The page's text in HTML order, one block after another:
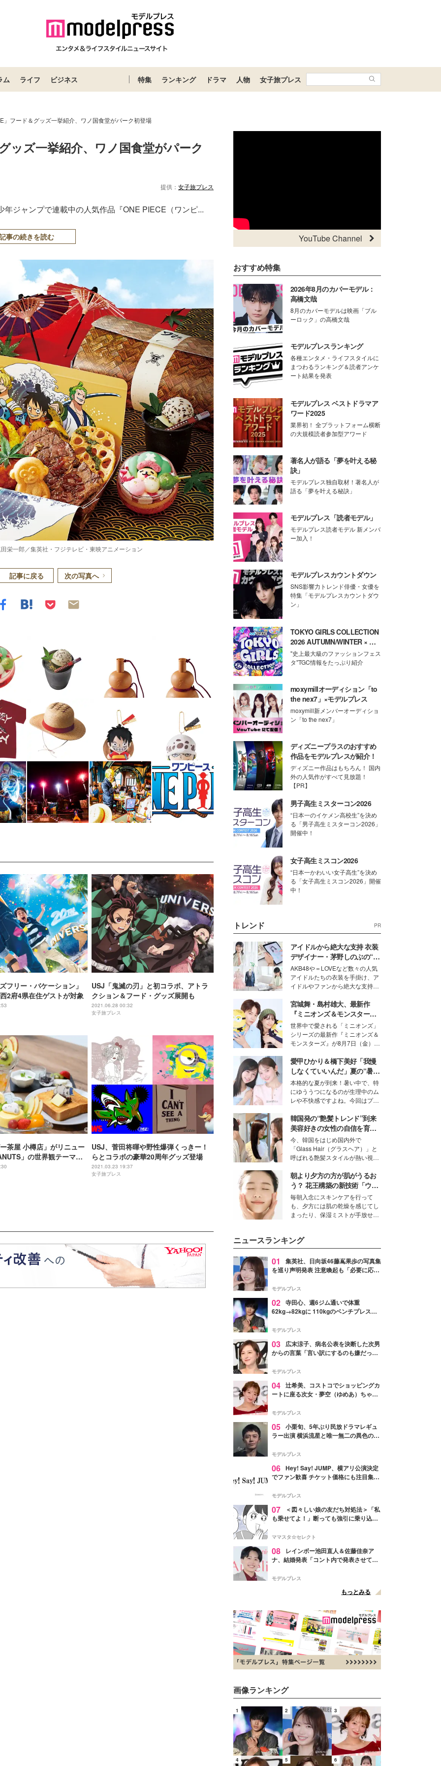
ム ライフ ビジネス 特集 ランキング ドラマ 人物 女子旅プレス
」フード＆グッズ一挙紹介、ワノ国食堂がパーク初登場
ッズ一挙紹介、ワノ国食堂がパーク
提供： 女子旅プレス
ジャンプで連載中の人気作品『ONE PIECE（ワンピ...
事の続きを読む
栄一郎／集英社・フジテレビ・東映アニメーション
記事に戻る 次の写真へ
フリー・バケーション」
2府4県在住ゲストが対象
USJ「鬼滅の刃」と初コラボ、アトラ
クション＆フード・グッズ展開も
2021.06.28 00:32
女子旅プレス
茶屋 小樽店」がリニュー
」の世界観テーマの
ーツも登場
USJ、菅田将暉や野性爆弾くっきー！
らとコラボの豪華20周年グッズ登場
2021.03.23 19:37
女子旅プレス
YouTube Channel
おすすめ特集
2026年8月のカバーモデル：
高橋文哉
8月のカバーモデルは映画「ブル
ーロック」の高橋文哉
モデルプレスランキング
各種エンタメ・ライフスタイルに
まつわるランキング＆読者アンケ
ート結果を発表
モデルプレス ベストドラマア
ワード2025
業界初！ 全プラットフォーム横断
の大規模読者参加型アワード
著名人が語る「夢を叶える秘
訣」
モデルプレス独自取材！著名人が
語る「夢を叶える秘訣」
モデルプレス「読者モデル」
モデルプレス読者モデル 新メンバ
ー加入！
モデルプレスカウントダウン
SNS影響力トレンド俳優・女優を
特集「モデルプレスカウントダウ
ン」
TOKYO GIRLS COLLECTION
2026 AUTUMN/WINTER × モ
デルプレス
"史上最大級のファッションフェス
タ"TGC情報をたっぷり紹介
moxymillオーディション「to
the nex7」×モデルプレス
moxymill新メンバーオーディショ
ン「to the nex7」
ディズニープラスのおすすめ
作品をモデルプレスが紹介！
ディズニー作品はもちろん！ 国内
外の人気作がすべて見放題！
【PR】
男子高生ミスターコン2026
“日本一のイケメン高校生”を決め
る「男子高生ミスターコン2026」
開催中！
女子高生ミスコン2026
“日本一かわいい女子高生”を決め
る「女子高生ミスコン2026」開催
中！
トレンド PR
アイドルから絶大な支持 衣装
デザイナー・茅野しのぶの“可
愛い”を作る美学＜「シチズン
クロスシー」インタビュー＞
AKB48や＝LOVEなど数々の人気
アイドルたちの衣装を手掛け、ア
イドルやファンから絶大な支持を
取締役兼クリエイティブディレク
ター・茅野しのぶ。一人ひとりの
個性に寄り添い、魅力を引き出す
衣装作りは、多くの女性たちに勇
気と自信を与え続けている。
宮城舞・島村雄大、最新作
『ミニオンズ＆モンスター
ズ』の魅力熱弁 ハチャメチャ
だけじゃない“友情と絆”に感
動
世界中で愛される「ミニオンズ」
シリーズの最新作『ミニオンズ＆
モンスターズ』が8月7日（金）に
ニオン好き”という共通点を持つモ
デルの宮城舞と島村雄大の特別対
談をお届け！それぞれの視点か
ら、今作ならではの魅力や予想外
の感動をもたらす奥深いストーリ
ーについて熱く語り合ってもらっ
た。
愛甲ひかり＆橋下美好「我慢
しなくていいんだ」夏の“暑さ
対策”の新しい選択肢とは？
本格的な夏が到来！暑い中で、特
にゆううつになるのが生理中のム
レや不快感ですよね。今回はプラ
モデル・愛甲ひかりさんと橋下美
好さんを迎えて本音で女子会トー
ク。猛暑のお出かけを快適に過ご
すヒントや、2人が感動した夏の
生理の新常識にも迫りました。
韓国発の“艶髪トレンド”到来
美容好きの女性の自信を育む
「ヘアケア事情」って？
今、韓国をはじめ国内外で
「Glass Hair（グラスヘア）」と
呼ばれる艶髪スタイルが熱い視線
ションの完成度を高めるベースと
して、“髪そのものの美しさ”に改
めて注目する人が増えている様
子。今回は、そんな憧れの艶やか
な髪を日常で叶える、美容好きの
女性たちのヘアケア事情を紹介し
朝より夕方の方が肌がうるお
う？ 花王構築の新技術「ウォ
ーターキャプチャリングスキ
ン（捕水肌）」がスキンケア
の常識を変える予感
毎朝入念にスキンケアを行って
も、夕方には肌の乾燥を感じてし
まったり、保湿ミストが手放せな
性を秘めた、革新的な「Water
Capturing Skin（ウォーターキャ
プチャリングスキン：捕水肌）」
技術を、花王が構築した。
ニュースランキング
01
集英社、日向坂46藤嶌果歩の写真集
を巡り声明発表 注意喚起も「必要に応じ
モデルプレス
02 寺田心、週6ジム通いで体重
62kg→82kgに 110kgのベンチプレス持
「かっこいい」と反響
モデルプレス
03
広末涼子、病名公表を決断した次男
からの言葉「言い訳にするのも嫌だっ
モデルプレス
04 辻希美、コストコでショッピングカ
ートに座る次女・夢空（ゆめあ）ちゃん
ぎ」「成長を感じる」の声
モデルプレス
05 小栗旬、5年ぶり民放ドラマレギュ
ラー出演 横浜流星と唯一無二の異色のバ
モデルプレス
06 Hey! Say! JUMP、横アリ公演決定
でファン歓喜 チケット価格にも注目集ま
モデルプレス
07
＜図々しい娘の友だち対処法＞「私
も乗せてよ！」断っても強引に乗り込ん
ママスタ☆セレクト
08
レインボー池田直人＆佐藤佳奈ア
ナ、結婚発表「コント内で発表させてい
点変更のため
モデルプレス
もっとみる
画像ランキング
1 2 3
4 5 6